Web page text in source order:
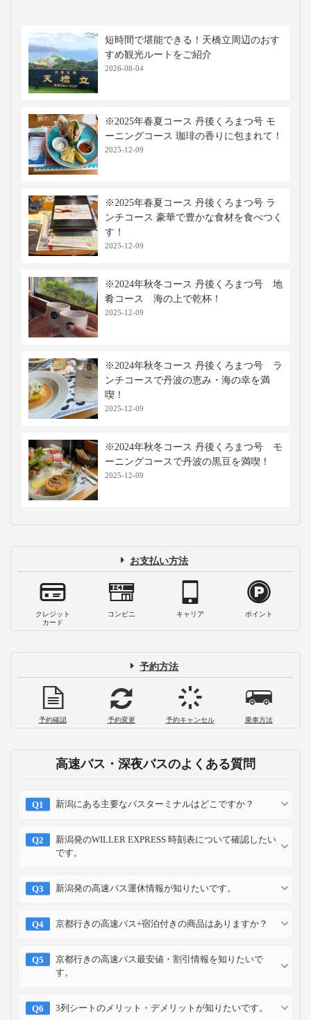
短時間で堪能できる！天橋立周辺のおす
すめ観光ルートをご紹介
2026-08-04
※2025年春夏コース 丹後くろまつ号 モ
ーニングコース 珈琲の香りに包まれて！
2025-12-09
※2025年春夏コース 丹後くろまつ号 ラ
ンチコース 豪華で豊かな食材を食べつく
す！
2025-12-09
※2024年秋冬コース 丹後くろまつ号 地
肴コース 海の上で乾杯！
2025-12-09
※2024年秋冬コース 丹後くろまつ号 ラ
ンチコースで丹波の恵み・海の幸を満
喫！
2025-12-09
※2024年秋冬コース 丹後くろまつ号 モ
ーニングコースで丹波の黒豆を満喫！
2025-12-09
お支払い方法
クレジット
カード
コンビニ キャリア ポイント
予約方法
予約確認 予約変更 予約キャンセル 乗車方法
高速バス・深夜バスのよくある質問
新潟にある主要なバスターミナルはどこですか？
新潟発のWILLER EXPRESS 時刻表について確認したい
です。
新潟発の高速バス運休情報が知りたいです。
京都行きの高速バス+宿泊付きの商品はありますか？
京都行きの高速バス最安値・割引情報を知りたいで
す。
3列シートのメリット・デメリットが知りたいです。